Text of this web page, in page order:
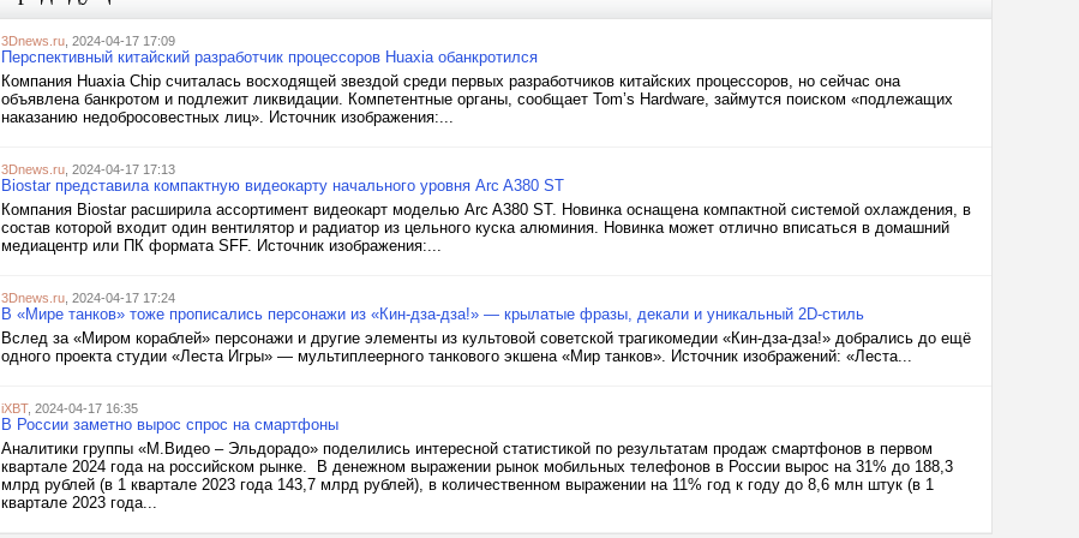
3Dnews.ru , 2024-04-17 17:09
Перспективный китайский разработчик процессоров Huaxia обанкротился
Компания Huaxia Chip считалась восходящей звездой среди первых разработчиков китайских процессоров, но сейчас она
объявлена банкротом и подлежит ликвидации. Компетентные органы, сообщает Tom’s Hardware, займутся поиском «подлежащих
наказанию недобросовестных лиц». Источник изображения:...
3Dnews.ru , 2024-04-17 17:13
Biostar представила компактную видеокарту начального уровня Arc A380 ST
Компания Biostar расширила ассортимент видеокарт моделью Arc A380 ST. Новинка оснащена компактной системой охлаждения, в
состав которой входит один вентилятор и радиатор из цельного куска алюминия. Новинка может отлично вписаться в домашний
медиацентр или ПК формата SFF. Источник изображения:...
3Dnews.ru , 2024-04-17 17:24
В «Мире танков» тоже прописались персонажи из «Кин-дза-дза!» — крылатые фразы, декали и уникальный 2D-стиль
Вслед за «Миром кораблей» персонажи и другие элементы из культовой советской трагикомедии «Кин-дза-дза!» добрались до ещё
одного проекта студии «Леста Игры» — мультиплеерного танкового экшена «Мир танков». Источник изображений: «Леста...
iXBT, 2024-04-17 16:35
В России заметно вырос спрос на смартфоны
Аналитики группы «М.Видео – Эльдорадо» поделились интересной статистикой по результатам продаж смартфонов в первом
квартале 2024 года на российском рынке. В денежном выражении рынок мобильных телефонов в России вырос на 31% до 188,3
млрд рублей (в 1 квартале 2023 года 143,7 млрд рублей), в количественном выражении на 11% год к году до 8,6 млн штук (в 1
квартале 2023 года...